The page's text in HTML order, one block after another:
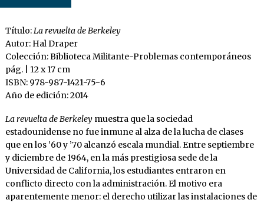
Título:La revuelta de Berkeley
Autor: Hal Draper
Colección: Biblioteca Militante-Problemas contemporáneos
pág. | 12 x 17 cm
ISBN: 978-987-1421-75-6
Año de edición: 2014
La revuelta de Berkeleymuestra que la sociedad
estadounidense no fue inmune al alza de la lucha de clases
que en los ’60 y ’70 alcanzó escala mundial. Entre septiembre
y diciembre de 1964, en la más prestigiosa sede de la
Universidad de California, los estudiantes entraron en
conflicto directo con la administración. El motivo era
aparentemente menor: el derecho utilizar las instalaciones de